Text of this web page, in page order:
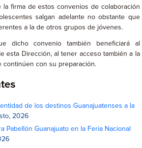
la firma de estos convenios de colaboración
salgan adelante no obstante que
a la de otros grupos de jóvenes.
dicho convenio también beneficiará al
esta Dirección, al tener acceso también a la
continúen con su preparación.
de los destinos Guanajuatenses a la
2026
Pabellón Guanajuato en la Feria Nacional